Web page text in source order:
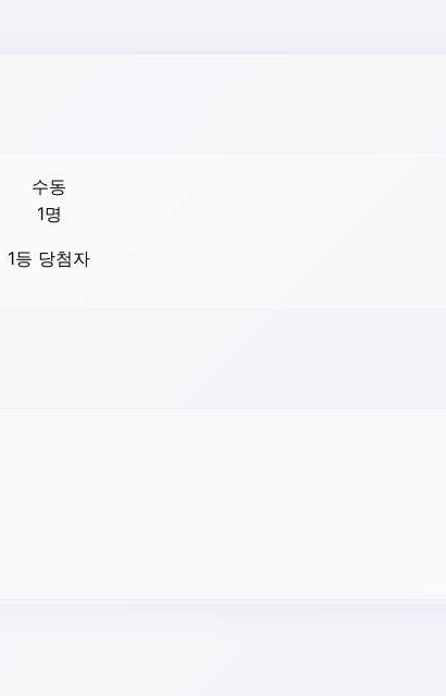
수동
1명
1등 당첨자